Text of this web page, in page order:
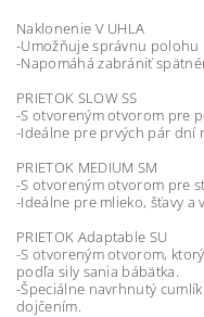
Naklonenie V UHLA
-Umožňuje správnu polohu
-Napomáhá zabrániť
PRIETOK SLOW SS
-S otvoreným otvorom pre
-Ideálne pre prvých pár dní
PRIETOK MEDIUM SM
-S otvoreným otvorom pre
-Ideálne pre mlieko, šťavy a
PRIETOK Adaptable SU
-S otvoreným otvorom,
podľa sily sania bábätka.
-Špeciálne navrhnutý
dojčením.